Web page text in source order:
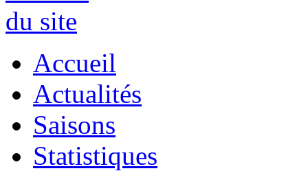
Accueil
Actualités
Saisons
Statistiques